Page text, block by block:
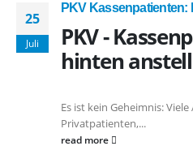
25
Juli
PKV Kassenpatienten:
PKV -
hinten
Es ist kein Geheimnis:
Privatpatienten,...
read more